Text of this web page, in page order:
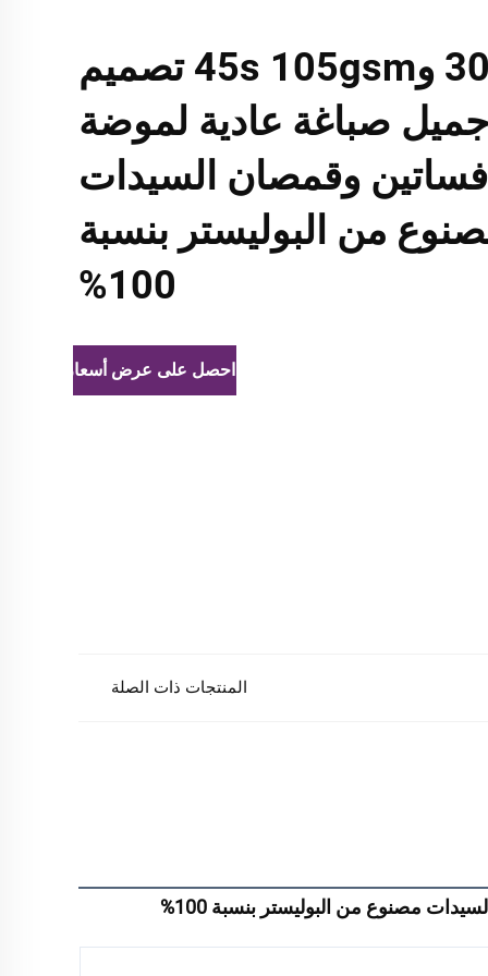
30s و45s 105gsm تصميم
جميل صباغة عادية لموضة
فساتين وقمصان السيدات
من البوليستر بنسبة
100%
احصل على عرض أسعار
المنتجات ذات الصلة